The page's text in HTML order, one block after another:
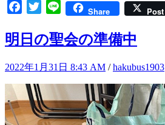
Facebook
TwitterLine Share Post
明日の聖会の準備中
2022年1月31日 8:43 AM /hakubus1903